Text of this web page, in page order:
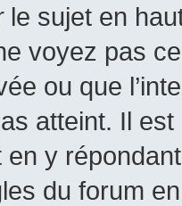
le sujet en
voyez pas
ou que
atteint. Il
en y
du forum